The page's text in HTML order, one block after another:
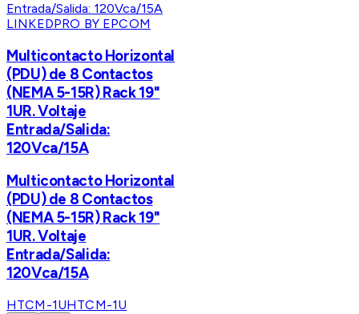
LINKEDPRO BY EPCOM
Multicontacto Horizontal
(PDU) de 8 Contactos
(NEMA 5-15R) Rack 19"
1UR. Voltaje
Entrada/Salida:
120Vca/15A
Multicontacto Horizontal
(PDU) de 8 Contactos
(NEMA 5-15R) Rack 19"
1UR. Voltaje
Entrada/Salida:
120Vca/15A
HTCM-1UHTCM-1U